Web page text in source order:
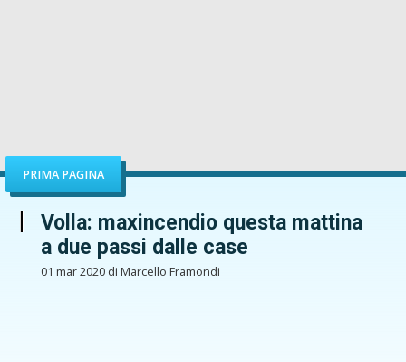
PRIMA PAGINA
Volla: maxincendio questa mattina
a due passi dalle case
01 mar 2020 di Marcello Framondi